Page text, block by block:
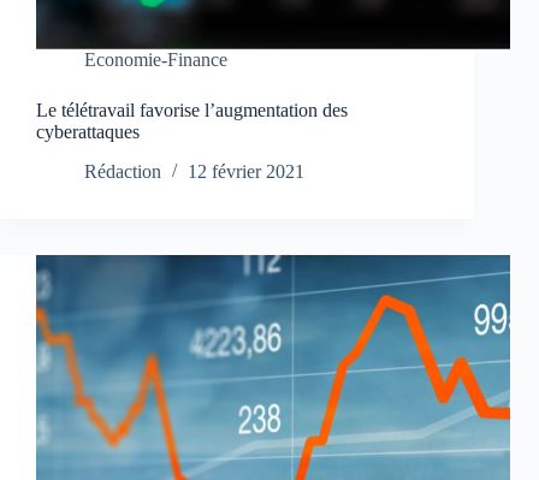
Economie-Finance
Le télétravail favorise l’augmentation des
cyberattaques
Rédaction
12 février 2021